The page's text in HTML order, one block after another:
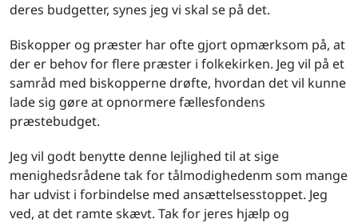
deres budgetter, synes jeg vi skal se på det.
Biskopper og præster har ofte gjort opmærksom på, at
der er behov for flere præster i folkekirken. Jeg vil på et
samråd med biskopperne drøfte, hvordan det vil kunne
lade sig gøre at opnormere fællesfondens
præstebudget.
Jeg vil godt benytte denne lejlighed til at sige
menighedsrådene tak for tålmodighedenm som mange
har udvist i forbindelse med ansættelsesstoppet. Jeg
ved, at det ramte skævt. Tak for jeres hjælp og